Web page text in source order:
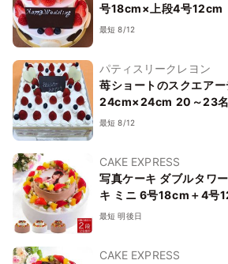
号18cm×上段4号12cm
最短 8/12
パティスリークレヨン
苺ショートのスクエア
24cm×24cm 20～23
最短 8/12
CAKE EXPRESS
写真ケーキ ダブルタワ
キ ミニ 6号18cm＋4
tower-p2-mini
最短 明後日
CAKE EXPRESS